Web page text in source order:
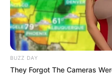
Yuk Kenalan dengan 10
Pemain ‘Kembalinya
BUZZ DAY
They Forgot The Cameras